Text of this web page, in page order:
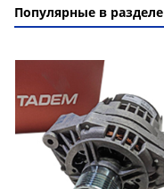
Популярные в разделе